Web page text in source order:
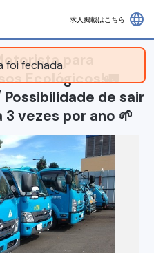
foi fechada.
求人掲載はこちら language
para
Ecológicos!🚛
de sair
vezes por ano 🌱